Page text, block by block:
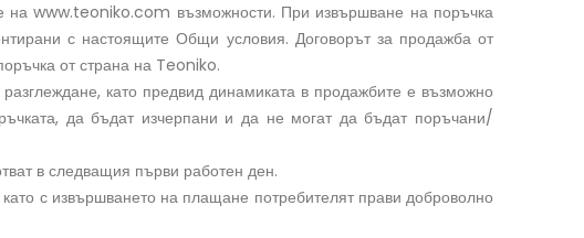
на www.teoniko.com възможности. При извършване на поръчка
с настоящите Общи условия. Договорът за продажба от
от страна на Teoniko.
като предвид динамиката в продажбите е възможно
да бъдат изчерпани и да не могат да бъдат поръчани/
в следващия първи работен ден.
с извършването на плащане потребителят прави доброволно